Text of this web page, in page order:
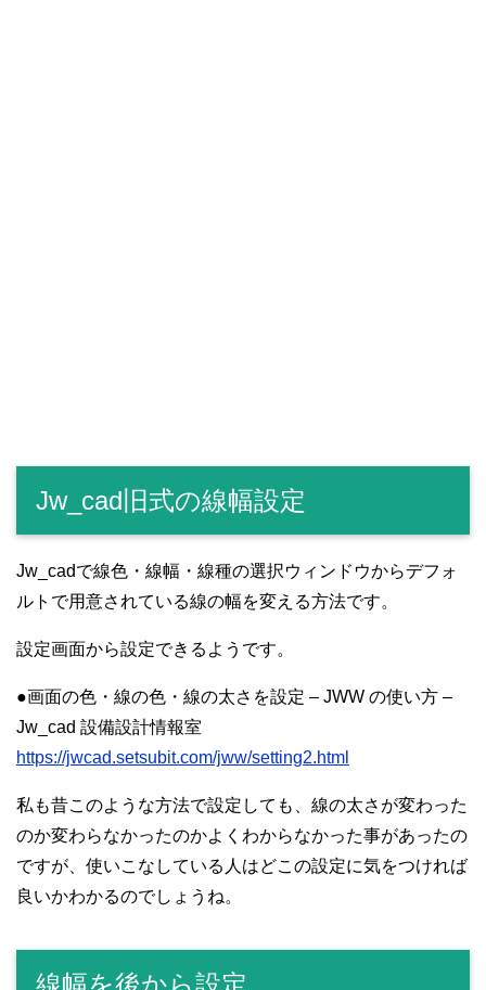
Jw_cad旧式の線幅設定
Jw_cadで線色・線幅・線種の選択ウィンドウからデフォ
ルトで用意されている線の幅を変える方法です。
設定画面から設定できるようです。
●画面の色・線の色・線の太さを設定 – JWW の使い方 –
Jw_cad 設備設計情報室
https://jwcad.setsubit.com/jww/setting2.html
私も昔このような方法で設定しても、線の太さが変わった
のか変わらなかったのかよくわからなかった事があったの
ですが、使いこなしている人はどこの設定に気をつければ
良いかわかるのでしょうね。